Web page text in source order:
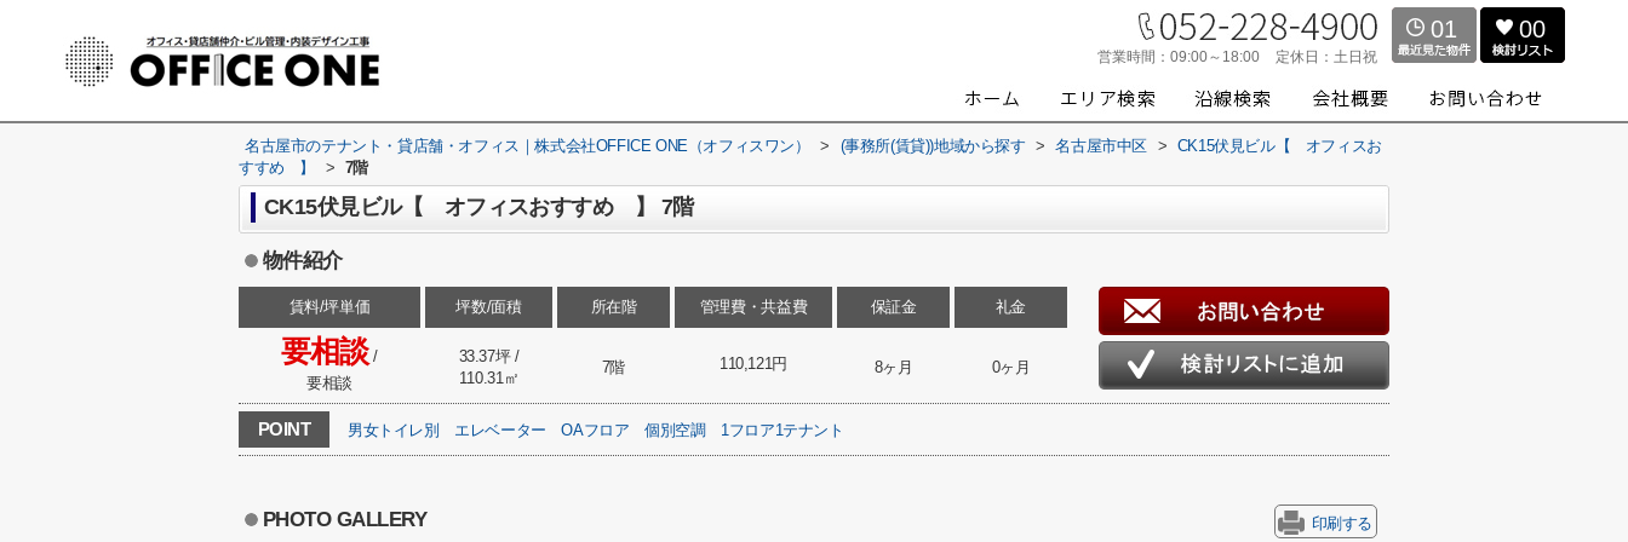
営業時間： 09:00～18:00 定休日： 土日祝
01 00
名古屋市のテナント・貸店舗・オフィス｜株式会社OFFICE ONE（オフィスワン） > (事務所(賃貸))地域から探す > 名古屋市中区 > CK15伏見ビル【 オフィスお
すすめ 】
> 7階
CK15伏見ビル【 オフィスおすすめ 】 7階
物件紹介
賃料/坪単価
要相談 /
要相談
坪数/面積
33.37坪 /
110.31㎡
所在階
7階
管理費・共益費
110,121円
保証金
8ヶ月
礼金
0ヶ月
POINT 男女トイレ別 エレベーター OAフロア 個別空調 1フロア1テナント
PHOTO GALLERY 印刷する